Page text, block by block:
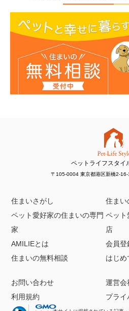
ペットライフスタイ
〒105-0004 東京都港区新橋2-
住まいさがし
住まい
ペット愛好家の住まいの専門
家
ペット
店
AMILIEとは
会員登
住まいの無料相談
はじめ
お問い合わせ
運営会
利用規約
プライ